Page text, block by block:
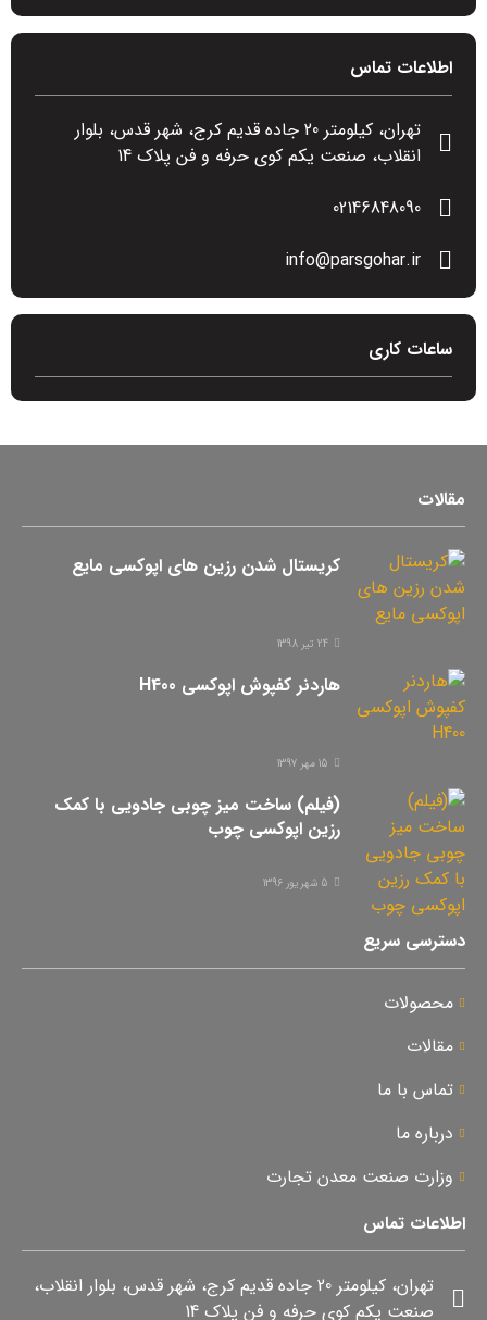
اطلاعات تماس
تهران، کیلومتر 20 جاده قدیم کرج، شهر قدس، بلوار
انقلاب، صنعت یکم کوی حرفه و فن پلاک 14
02146848090
info@parsgohar.ir
ساعات کاری
مقالات
کریستال شدن رزین های اپوکسی مایع
24 تیر 1398
هاردنر کفپوش اپوکسی H400
15 مهر 1397
(فیلم) ساخت میز چوبی جادویی با کمک
رزین اپوکسی چوب
5 شهریور 1396
دسترسی سریع
محصولات
مقالات
تماس با ما
درباره ما
وزارت صنعت معدن تجارت
اطلاعات تماس
تهران، کیلومتر 20 جاده قدیم کرج، شهر قدس، بلوار انقلاب،
صنعت یکم کوی حرفه و فن پلاک 14